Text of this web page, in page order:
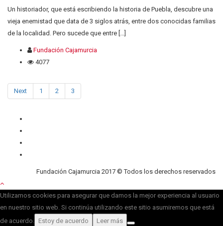
Un historiador, que está escribiendo la historia de Puebla, descubre una
vieja enemistad que data de 3 siglos atrás, entre dos conocidas familias
de la localidad. Pero sucede que entre […]
Fundación Cajamurcia
4077
Next 1 2 3
Fundación Cajamurcia 2017 © Todos los derechos reservados
Utilizamos cookies para asegurar que damos la mejor experiencia al usuario
en nuestro sitio web. Si continúa utilizando este sitio asumiremos que está
de acuerdo. Estoy de acuerdo Leer más